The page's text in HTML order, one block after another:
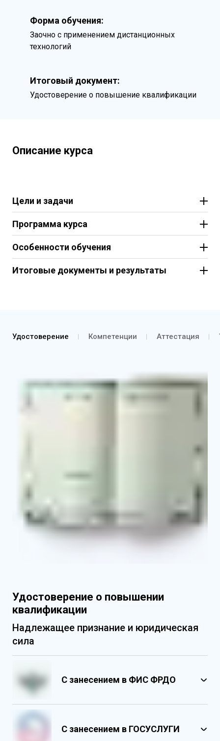
Форма обучения:
Заочно с применением дистанционных
технологий
Итоговый документ:
Удостоверение о повышение квалификации
Описание курса
Цели и задачи
Программа курса
Особенности обучения
Итоговые документы и результаты
Удостоверение о повышении квалификации
Удостоверение Компетенции Аттестация
Удостоверение о повышении
квалификации
Надлежащее признание и юридическая
сила
С занесением в ФИС ФРДО
С занесением в ГОСУСЛУГИ